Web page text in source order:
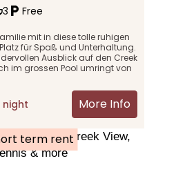
3 Free
mit in diese tolle ruhigen
für Spaß und Unterhaltung.
Ausblick auf den Creek
im grossen Pool umringt von
Haus kann bis zu 7
Eine große Küche und ein
grossen Terrasse macht Deinen
night More Info
term rent